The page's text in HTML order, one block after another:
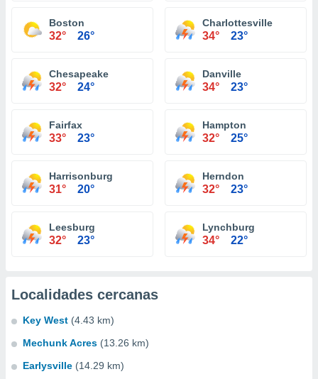
Boston
32° 26°
Charlottesville
34° 23°
Chesapeake
32° 24°
Danville
34° 23°
Fairfax
33° 23°
Hampton
32° 25°
Harrisonburg
31° 20°
Herndon
32° 23°
Leesburg
32° 23°
Lynchburg
34° 22°
Localidades cercanas
Key West (4.43 km)
Mechunk Acres (13.26 km)
Earlysville (14.29 km)